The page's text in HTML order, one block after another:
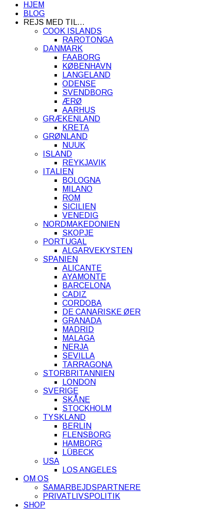
HJEM
BLOG
REJS MED TIL…
COOK ISLANDS
RAROTONGA
DANMARK
FAABORG
KØBENHAVN
LANGELAND
ODENSE
SVENDBORG
ÆRØ
AARHUS
GRÆKENLAND
KRETA
GRØNLAND
NUUK
ISLAND
REYKJAVIK
ITALIEN
BOLOGNA
MILANO
ROM
SICILIEN
VENEDIG
NORDMAKEDONIEN
SKOPJE
PORTUGAL
ALGARVEKYSTEN
SPANIEN
ALICANTE
AYAMONTE
BARCELONA
CADIZ
CORDOBA
DE CANARISKE ØER
GRANADA
MADRID
MALAGA
NERJA
SEVILLA
TARRAGONA
STORBRITANNIEN
LONDON
SVERIGE
SKÅNE
STOCKHOLM
TYSKLAND
BERLIN
FLENSBORG
HAMBORG
LÜBECK
USA
LOS ANGELES
OM OS
SAMARBEJDSPARTNERE
PRIVATLIVSPOLITIK
SHOP